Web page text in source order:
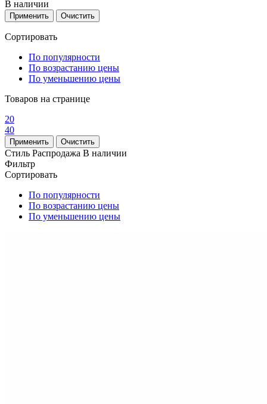
В наличии
Сортировать
По популярности
По возрастанию цены
По уменьшению цены
Товаров на странице
20
40
Стиль Распродажа В наличии
Фильтр
Сортировать
По популярности
По возрастанию цены
По уменьшению цены